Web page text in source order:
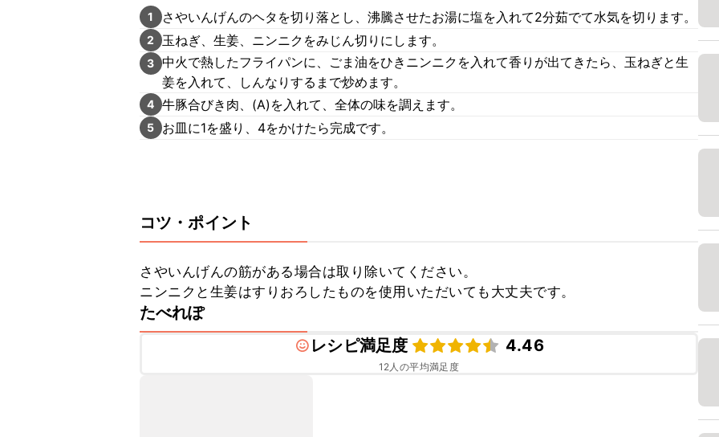
1 さやいんげんのヘタを切り落とし、沸騰させたお湯に塩を入れて2分茹でて水気を切ります。
2 玉ねぎ、生姜、ニンニクをみじん切りにします。
3 中火で熱したフライパンに、ごま油をひきニンニクを入れて香りが出てきたら、玉ねぎと生
姜を入れて、しんなりするまで炒めます。
4 牛豚合びき肉、(A)を入れて、全体の味を調えます。
5 お皿に1を盛り、4をかけたら完成です。
コツ・ポイント
さやいんげんの筋がある場合は取り除いてください。
ニンニクと生姜はすりおろしたものを使用いただいても大丈夫です。
たべれぽ
レシピ満足度
4.46
12人の平均満足度